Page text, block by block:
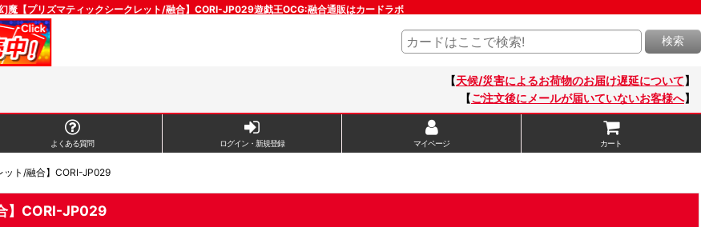
幻魔【プリズマティックシークレット/融合】CORI-JP029遊戯王OCG:融合通販はカードラボ
検索
【天候/災害によるお荷物のお届け遅延について】
【ご注文後にメールが届いていないお客様へ】
よくある質問 ログイン・新規登録 マイページ カート
ット/融合】CORI-JP029
】CORI-JP029